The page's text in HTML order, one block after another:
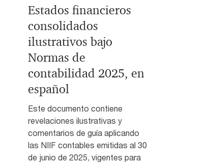
Estados financieros
consolidados
ilustrativos bajo
Normas de
contabilidad 2025, en
español
Este documento contiene
revelaciones ilustrativas y
comentarios de guía aplicando
las NIIF contables emitidas al 30
de junio de 2025, vigentes para